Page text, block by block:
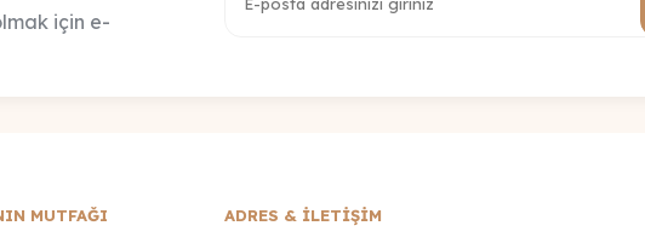
için e-
MUTFAĞI
ADRES & İLETIŞIM